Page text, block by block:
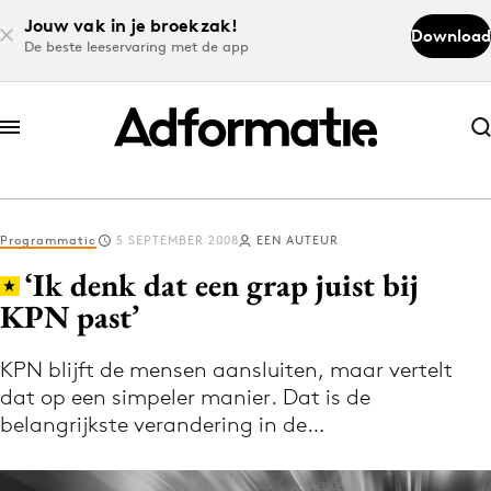
Jouw vak in je broekzak!
De beste leeservaring met de app
Download
Abonneer nu
Abonneer nu
Log in
Volg het laatste nieuws via de Adformatie
Nieuws app
Programmatic 5 SEPTEMBER 2008 EEN AUTEUR
‘Ik denk dat een grap juist bij
KPN past’
KPN blijft de mensen aansluiten, maar vertelt
dat op een simpeler manier. Dat is de
belangrijkste verandering in de…